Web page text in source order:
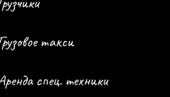
такси
спец. техники